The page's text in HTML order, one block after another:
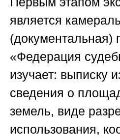
является
(документальная)
«Федерация
изучает: выписку
сведения о
земель, виде
использования,